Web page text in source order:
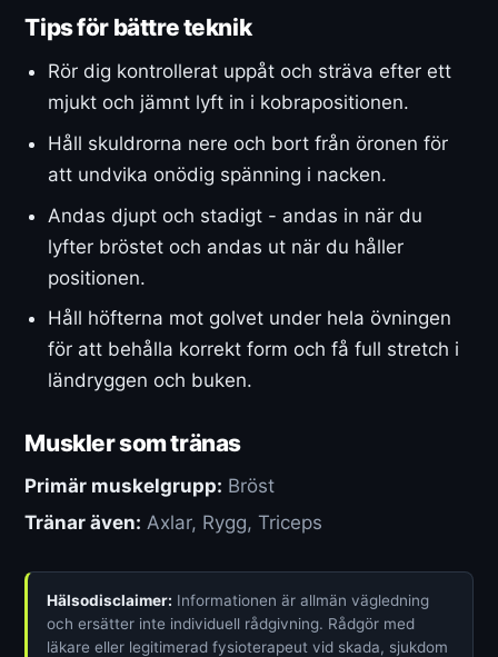
Tips för bättre teknik
Rör dig kontrollerat uppåt och sträva efter ett
mjukt och jämnt lyft in i kobrapositionen.
Håll skuldrorna nere och bort från öronen för
att undvika onödig spänning i nacken.
Andas djupt och stadigt - andas in när du
lyfter bröstet och andas ut när du håller
positionen.
Håll höfterna mot golvet under hela övningen
för att behålla korrekt form och få full stretch i
ländryggen och buken.
Muskler som tränas
Primär muskelgrupp: Bröst
Tränar även: Axlar, Rygg, Triceps
Hälsodisclaimer: Informationen är allmän vägledning
och ersätter inte individuell rådgivning. Rådgör med
läkare eller legitimerad fysioterapeut vid skada, sjukdom